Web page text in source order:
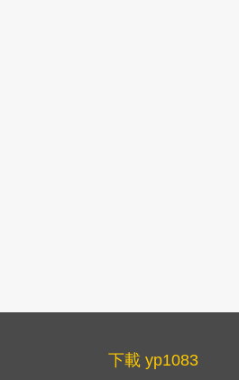
下載 yp1083